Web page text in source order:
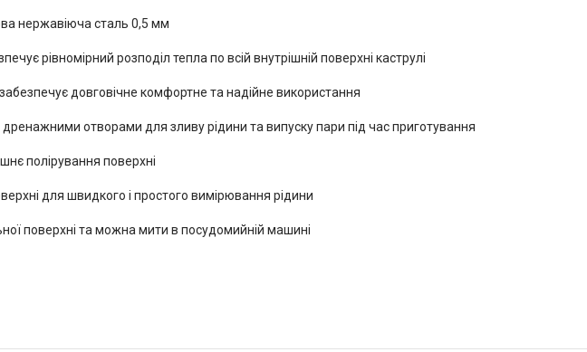
нержавіюча сталь 0,5 мм
рівномірний розподіл тепла по всій внутрішній поверхні каструлі
довговічне комфортне та надійне використання
дренажними отворами для зливу рідини та випуску пари під час приготування
полірування поверхні
для швидкого і простого вимірювання рідини
поверхні та можна мити в посудомийній машині